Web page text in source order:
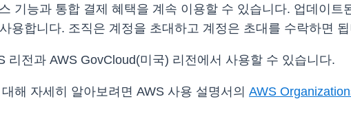
기능과 통합 결제 혜택을 계속 이용할 수 있습니다. 업데이트
용합니다. 조직은 계정을 초대하고 계정은 초대를 수락하면
리전과 AWS GovCloud(미국) 리전에서 사용할 수 있습니다.
해 자세히 알아보려면 AWS 사용 설명서의 AWS